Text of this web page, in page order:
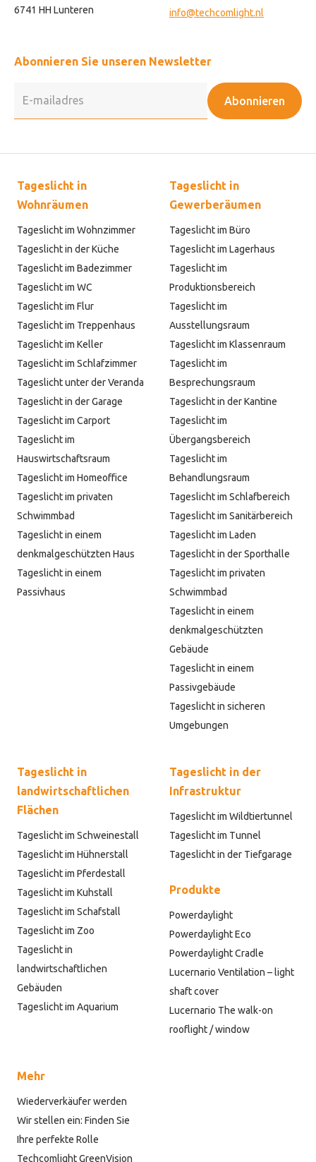
6741 HH Lunteren
info@techcomlight.nl
Abonnieren Sie unseren Newsletter
Abonnieren
Tageslicht in
Wohnräumen
Tageslicht im Wohnzimmer
Tageslicht in der Küche
Tageslicht im Badezimmer
Tageslicht im WC
Tageslicht im Flur
Tageslicht im Treppenhaus
Tageslicht im Keller
Tageslicht im Schlafzimmer
Tageslicht unter der Veranda
Tageslicht in der Garage
Tageslicht im Carport
Tageslicht im
Hauswirtschaftsraum
Tageslicht im Homeoffice
Tageslicht im privaten
Schwimmbad
Tageslicht in einem
denkmalgeschützten Haus
Tageslicht in einem
Passivhaus
Tageslicht in
Gewerberäumen
Tageslicht im Büro
Tageslicht im Lagerhaus
Tageslicht im
Produktionsbereich
Tageslicht im
Ausstellungsraum
Tageslicht im Klassenraum
Tageslicht im
Besprechungsraum
Tageslicht in der Kantine
Tageslicht im
Übergangsbereich
Tageslicht im
Behandlungsraum
Tageslicht im Schlafbereich
Tageslicht im Sanitärbereich
Tageslicht im Laden
Tageslicht in der Sporthalle
Tageslicht im privaten
Schwimmbad
Tageslicht in einem
denkmalgeschützten
Gebäude
Tageslicht in einem
Passivgebäude
Tageslicht in sicheren
Umgebungen
Tageslicht in
landwirtschaftlichen
Flächen
Tageslicht im Schweinestall
Tageslicht im Hühnerstall
Tageslicht im Pferdestall
Tageslicht im Kuhstall
Tageslicht im Schafstall
Tageslicht im Zoo
Tageslicht in
landwirtschaftlichen
Gebäuden
Tageslicht im Aquarium
Tageslicht in der
Infrastruktur
Tageslicht im Wildtiertunnel
Tageslicht im Tunnel
Tageslicht in der Tiefgarage
Produkte
Powerdaylight
Powerdaylight Eco
Powerdaylight Cradle
Lucernario Ventilation – light
shaft cover
Lucernario The walk-on
rooflight / window
Mehr
Wiederverkäufer werden
Wir stellen ein: Finden Sie
Ihre perfekte Rolle
Techcomlight GreenVision